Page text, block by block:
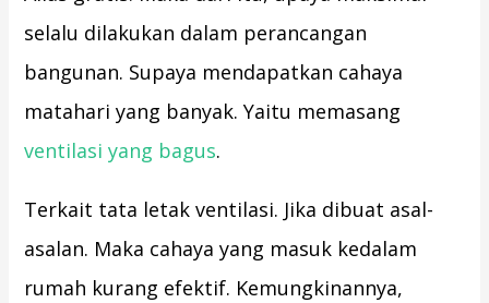
selalu dilakukan dalam perancangan
bangunan. Supaya mendapatkan cahaya
matahari yang banyak. Yaitu memasang
ventilasi yang bagus.
Terkait tata letak ventilasi. Jika dibuat asal-
asalan. Maka cahaya yang masuk kedalam
rumah kurang efektif. Kemungkinannya,